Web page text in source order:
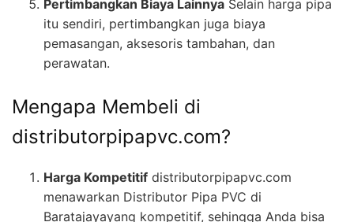
Pertimbangkan Biaya Lainnya Selain harga pipa
itu sendiri, pertimbangkan juga biaya
pemasangan, aksesoris tambahan, dan
perawatan.
Mengapa Membeli di
distributorpipapvc.com?
Harga Kompetitif distributorpipapvc.com
menawarkan Distributor Pipa PVC di
Baratajayayang kompetitif, sehingga Anda bisa